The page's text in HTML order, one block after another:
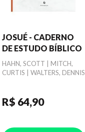
JOSUÉ - CADERNO
DE ESTUDO BÍBLICO
Autor
HAHN, SCOTT | MITCH,
CURTIS | WALTERS, DENNIS
R$ 64,90